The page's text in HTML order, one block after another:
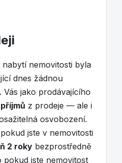
nemovitosti byla
dnes žádnou
Vás jako prodávajícího
z prodeje — ale i
osvobození.
jste v nemovitosti
2 roky bezprostředně
pokud jste nemovitost